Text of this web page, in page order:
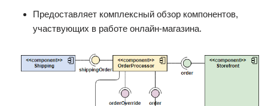
Предоставляет комплексный обзор компонентов,
участвующих в работе онлайн-магазина.